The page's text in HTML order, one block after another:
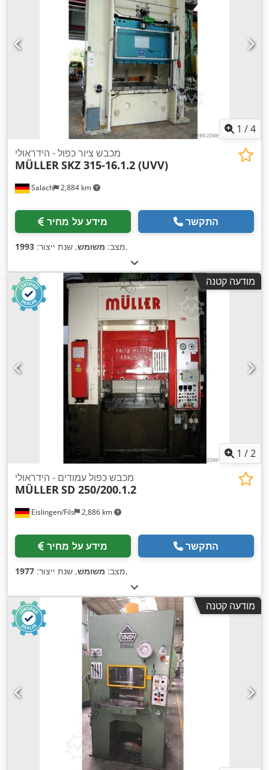
1 /4
Salach 2,884 km
מכבש ציור כפול - הידראולי
MÜLLERSKZ 315-16.1.2 (UVV)
מידע על מחיר התקשר
מצב: משומש, שנת ייצור: 1993 ,
מודעה קטנה
1 /2
Eislingen/Fils 2,886 km
מכבש כפול עמודים - הידראולי
MÜLLERSD 250/200.1.2
מידע על מחיר התקשר
מצב: משומש, שנת ייצור: 1977 ,
מודעה קטנה